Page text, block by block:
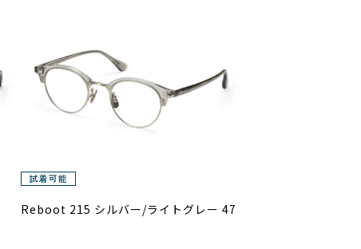
Reboot 215 シルバー/ライトグレー 47